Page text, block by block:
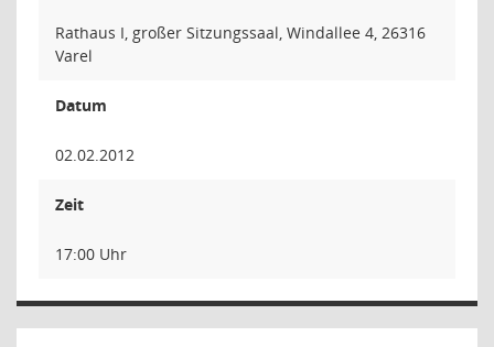
Rathaus I, großer Sitzungssaal, Windallee 4, 26316
Varel
Datum
02.02.2012
Zeit
17:00 Uhr